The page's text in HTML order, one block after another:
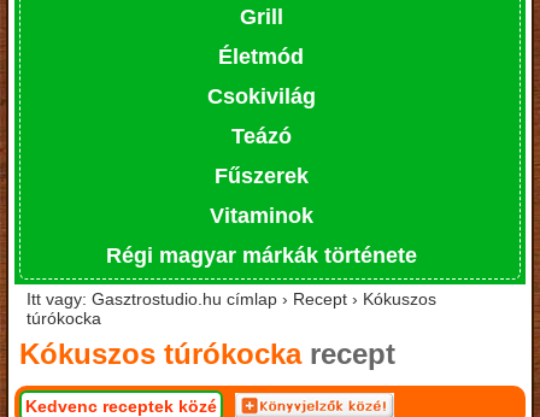
Grill
Életmód
Csokivilág
Teázó
Fűszerek
Vitaminok
Régi magyar márkák története
Itt vagy: Gasztrostudio.hu címlap › Recept › Kókuszos
túrókocka
Kókuszos túrókockarecept
Kedvenc receptek közé